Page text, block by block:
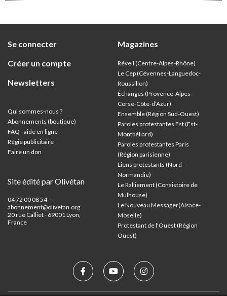
Se connecter
Créer un compte
Newsletters
Qui sommes-nous ?
Abonnements (boutique)
FAQ - aide en ligne
Régie publicitaire
Faire un don
Site édité par Olivétan
04 72 00 08 54 –
abonnement@olivetan.org
20 rue Calliet - 69001 Lyon,
France
Magazines
Réveil (Centre-Alpes-Rhône)
Le Cep (Cévennes-Languedoc-
Roussillon)
Échanges (Provence-Alpes-
Corse-Côte-d’Azur)
Ensemble (Région Sud-Ouest)
Paroles protestantes Est (Est-
Montbéliard)
Paroles protestantes Paris
(Région parisienne)
Liens protestants (Nord-
Normandie)
Le Ralliement (Consistoire de
Mulhouse)
Le Nouveau Messager(Alsace-
Moselle)
Protestant de l'Ouest (Région
Ouest)